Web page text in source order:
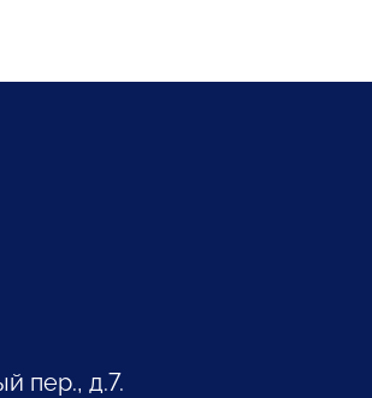
пер., д.7.